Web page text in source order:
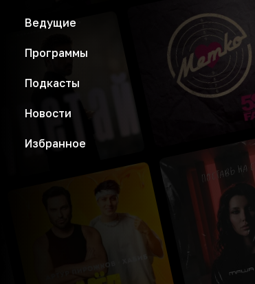
Ведущие
Программы
Подкасты
Новости
Избранное